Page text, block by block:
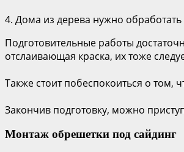
4. Дома из дерева нужно
Подготовительные работы
отслаивающая краска, их тоже
Также стоит побеспокоиться о том,
Закончив подготовку, можно
Монтаж обрешетки под сайдинг